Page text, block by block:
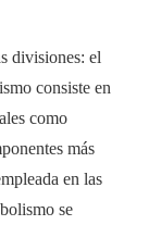
divisiones: el
consiste en
como
más
en las
se